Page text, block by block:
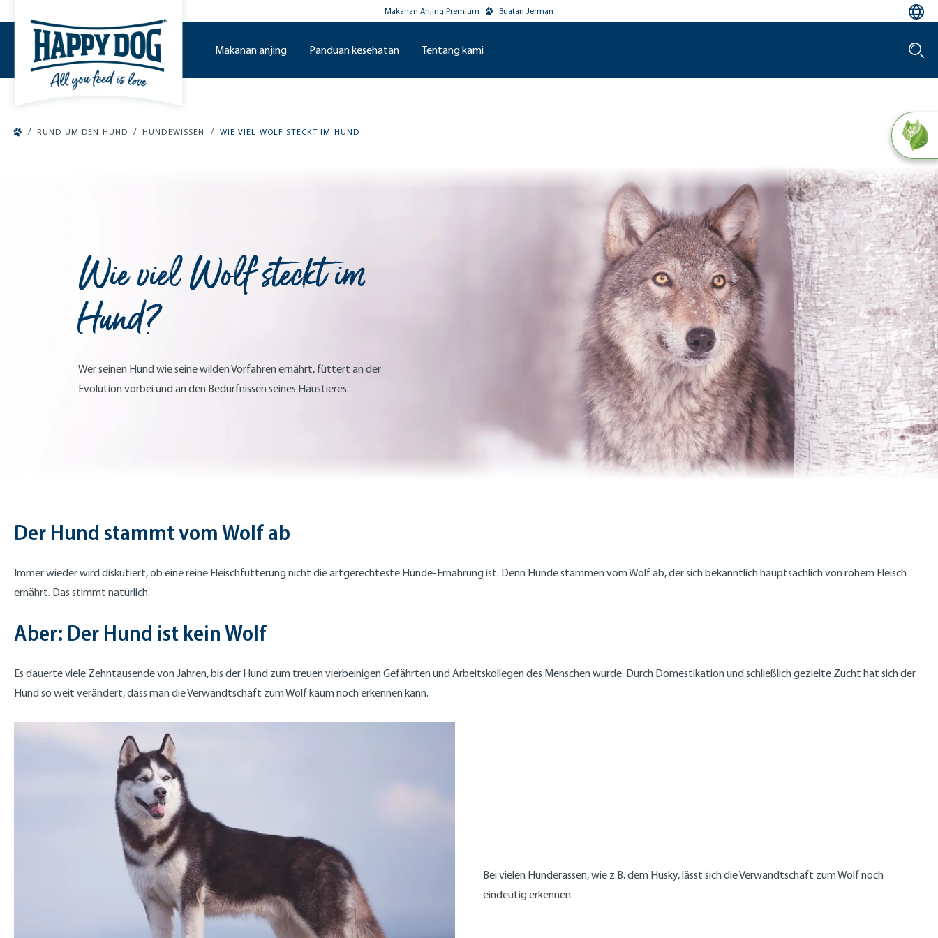
Makanan Anjing Premium Buatan Jerman
Makanan anjing Panduan kesehatan Tentang kami
/ RUND UM DEN HUND / HUNDEWISSEN / WIE VIEL WOLF STECKT IM HUND
Wie viel Wolf steckt im
Hund?
Wer seinen Hund wie seine wilden Vorfahren ernährt, füttert an der
Evolution vorbei und an den Bedürfnissen seines Haustieres.
Der Hund stammt vom Wolf ab
Immer wieder wird diskutiert, ob eine reine Fleischfütterung nicht die artgerechteste Hunde-Ernährung ist. Denn Hunde stammen vom Wolf ab, der sich bekanntlich hauptsächlich von rohem Fleisch
ernährt. Das stimmt natürlich.
Aber: Der Hund ist kein Wolf
Es dauerte viele Zehntausende von Jahren, bis der Hund zum treuen vierbeinigen Gefährten und Arbeitskollegen des Menschen wurde. Durch Domestikation und schließlich gezielte Zucht hat sich der
Hund so weit verändert, dass man die Verwandtschaft zum Wolf kaum noch erkennen kann.
Bei vielen Hunderassen, wie z.B. dem Husky, lässt sich die Verwandtschaft zum Wolf noch
eindeutig erkennen.